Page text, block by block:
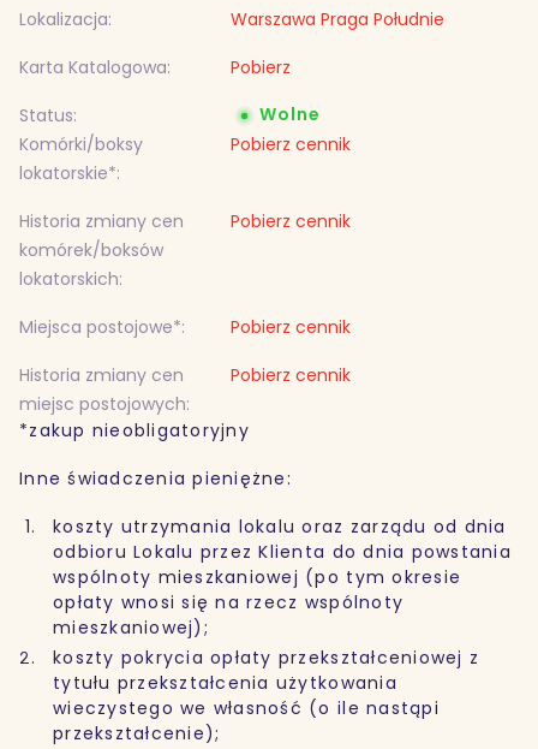
Lokalizacja:
Warszawa Praga Południe
Karta Katalogowa:
Pobierz
Status:
Wolne
Komórki/boksy
lokatorskie*:
Pobierz cennik
Historia zmiany cen
komórek/boksów
lokatorskich:
Pobierz cennik
Miejsca postojowe*:
Pobierz cennik
Historia zmiany cen
miejsc postojowych:
Pobierz cennik
*zakup nieobligatoryjny
Inne świadczenia pieniężne:
koszty utrzymania lokalu oraz zarządu od dnia
odbioru Lokalu przez Klienta do dnia powstania
wspólnoty mieszkaniowej (po tym okresie
opłaty wnosi się na rzecz wspólnoty
mieszkaniowej);
koszty pokrycia opłaty przekształceniowej z
tytułu przekształcenia użytkowania
wieczystego we własność (o ile nastąpi
przekształcenie);